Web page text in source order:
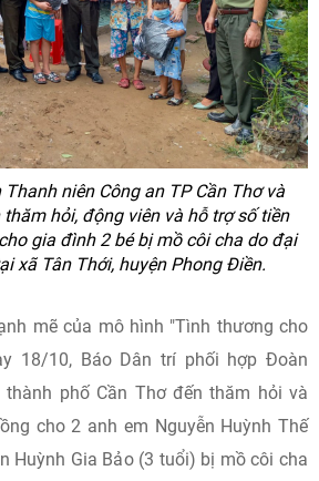
niên Công an TP Cần Thơ và
hỏi, động viên và hỗ trợ số tiền
gia đình 2 bé bị mồ côi cha do đại
xã Tân Thới, huyện Phong Điền.
mẽ của mô hình "Tình thương cho
18/10, Báo Dân trí phối hợp Đoàn
thành phố Cần Thơ đến thăm hỏi và
cho 2 anh em Nguyễn Huỳnh Thế
Huỳnh Gia Bảo (3 tuổi) bị mồ côi cha